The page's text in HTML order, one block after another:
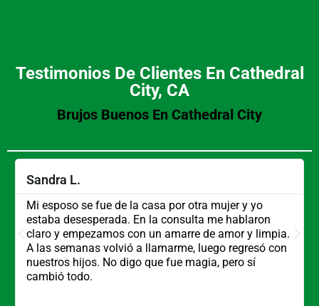
Testimonios De Clientes En Cathedral
City, CA
Brujos Buenos En Cathedral City
Sandra L.
Mi esposo se fue de la casa por otra mujer y yo
estaba desesperada. En la consulta me hablaron
claro y empezamos con un amarre de amor y limpia.
A las semanas volvió a llamarme, luego regresó con
nuestros hijos. No digo que fue magia, pero sí
cambió todo.